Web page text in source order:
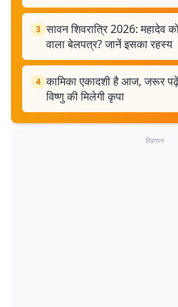
3 सावन शिवरात्रि 2026: महादेव
वाला बेलपत्र? जानें इसका रहस्य
4 कामिका एकादशी है आज, जरूर
विष्णु की मिलेगी कृपा
विज्ञापन